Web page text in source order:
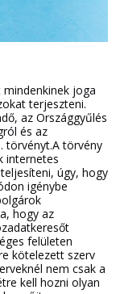
mindenkinek joga
terjeszteni.
az Országgyűlés
és az
törvényt.A törvény
internetes
úgy, hogy
igénybe
hogy az
felületen
kötelezett szerv
nem csak a
kell hozni olyan